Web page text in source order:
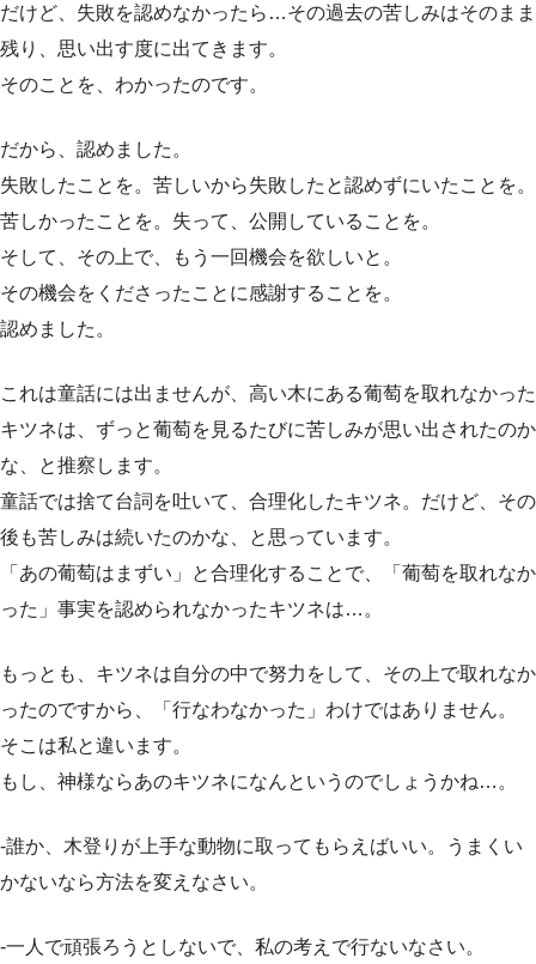
だけど、失敗を認めなかったら…その過去の苦しみはそのまま
残り、思い出す度に出てきます。
そのことを、わかったのです。
だから、認めました。
失敗したことを。苦しいから失敗したと認めずにいたことを。
苦しかったことを。失って、公開していることを。
そして、その上で、もう一回機会を欲しいと。
その機会をくださったことに感謝することを。
認めました。
これは童話には出ませんが、高い木にある葡萄を取れなかった
キツネは、ずっと葡萄を見るたびに苦しみが思い出されたのか
な、と推察します。
童話では捨て台詞を吐いて、合理化したキツネ。だけど、その
後も苦しみは続いたのかな、と思っています。
「あの葡萄はまずい」と合理化することで、「葡萄を取れなか
った」事実を認められなかったキツネは…。
もっとも、キツネは自分の中で努力をして、その上で取れなか
ったのですから、「行なわなかった」わけではありません。
そこは私と違います。
もし、神様ならあのキツネになんというのでしょうかね…。
-誰か、木登りが上手な動物に取ってもらえばいい。うまくい
かないなら方法を変えなさい。
-一人で頑張ろうとしないで、私の考えで行ないなさい。